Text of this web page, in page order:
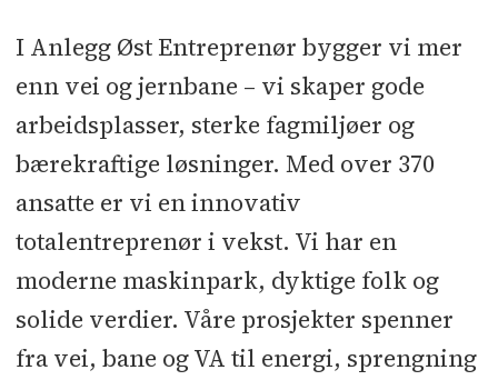
Sted:Lillehammer / prosjektbasert
Søknadsfrist:28.09.2025
I Anlegg Øst Entreprenør bygger vi mer
enn vei og jernbane – vi skaper gode
arbeidsplasser, sterke fagmiljøer og
bærekraftige løsninger. Med over 370
ansatte er vi en innovativ
totalentreprenør i vekst. Vi har en
moderne maskinpark, dyktige folk og
solide verdier. Våre prosjekter spenner
fra vei, bane og VA til energi, sprengning